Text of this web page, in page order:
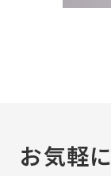
お気軽に